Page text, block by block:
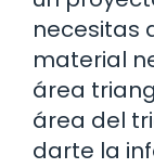
necesitas
material
área
área del
darte la